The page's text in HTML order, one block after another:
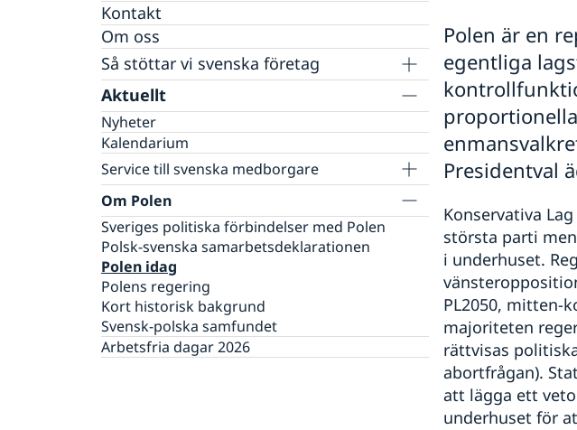
Kontakt
Om oss
Så stöttar vi svenska företag
Vi är en resurs för svenska företag
Team Sweden
Så kan du få stöd
Svenska företag i Polen
Anmäl handelshinder
Aktuellt
Nyheter
Kalendarium
Service till svenska medborgare
Anmäl din utlandsvistelse
Ansökan om pass & nationellt id-kort
Ansökningsavgifter
Hur man efterforskar personer i Polen?
Körkort
Legalisering av utländska handlingar - Apostille
Levnadsintyg
Nordic Friends Warsaw
Om olyckan är framme – vad kan du få hjälp
Om Polen
Sveriges politiska förbindelser med Polen
Polsk-svenska samarbetsdeklarationen
Polen idag
Polens regering
Kort historisk bakgrund
Svensk-polska samfundet
Arbetsfria dagar 2026
Polen är en
egentliga
Presidentval
Konservativa
största parti
i underhuset.
PL2050, mitten-
majoriteten
rättvisas
abortfrågan).
att lägga ett
underhuset för